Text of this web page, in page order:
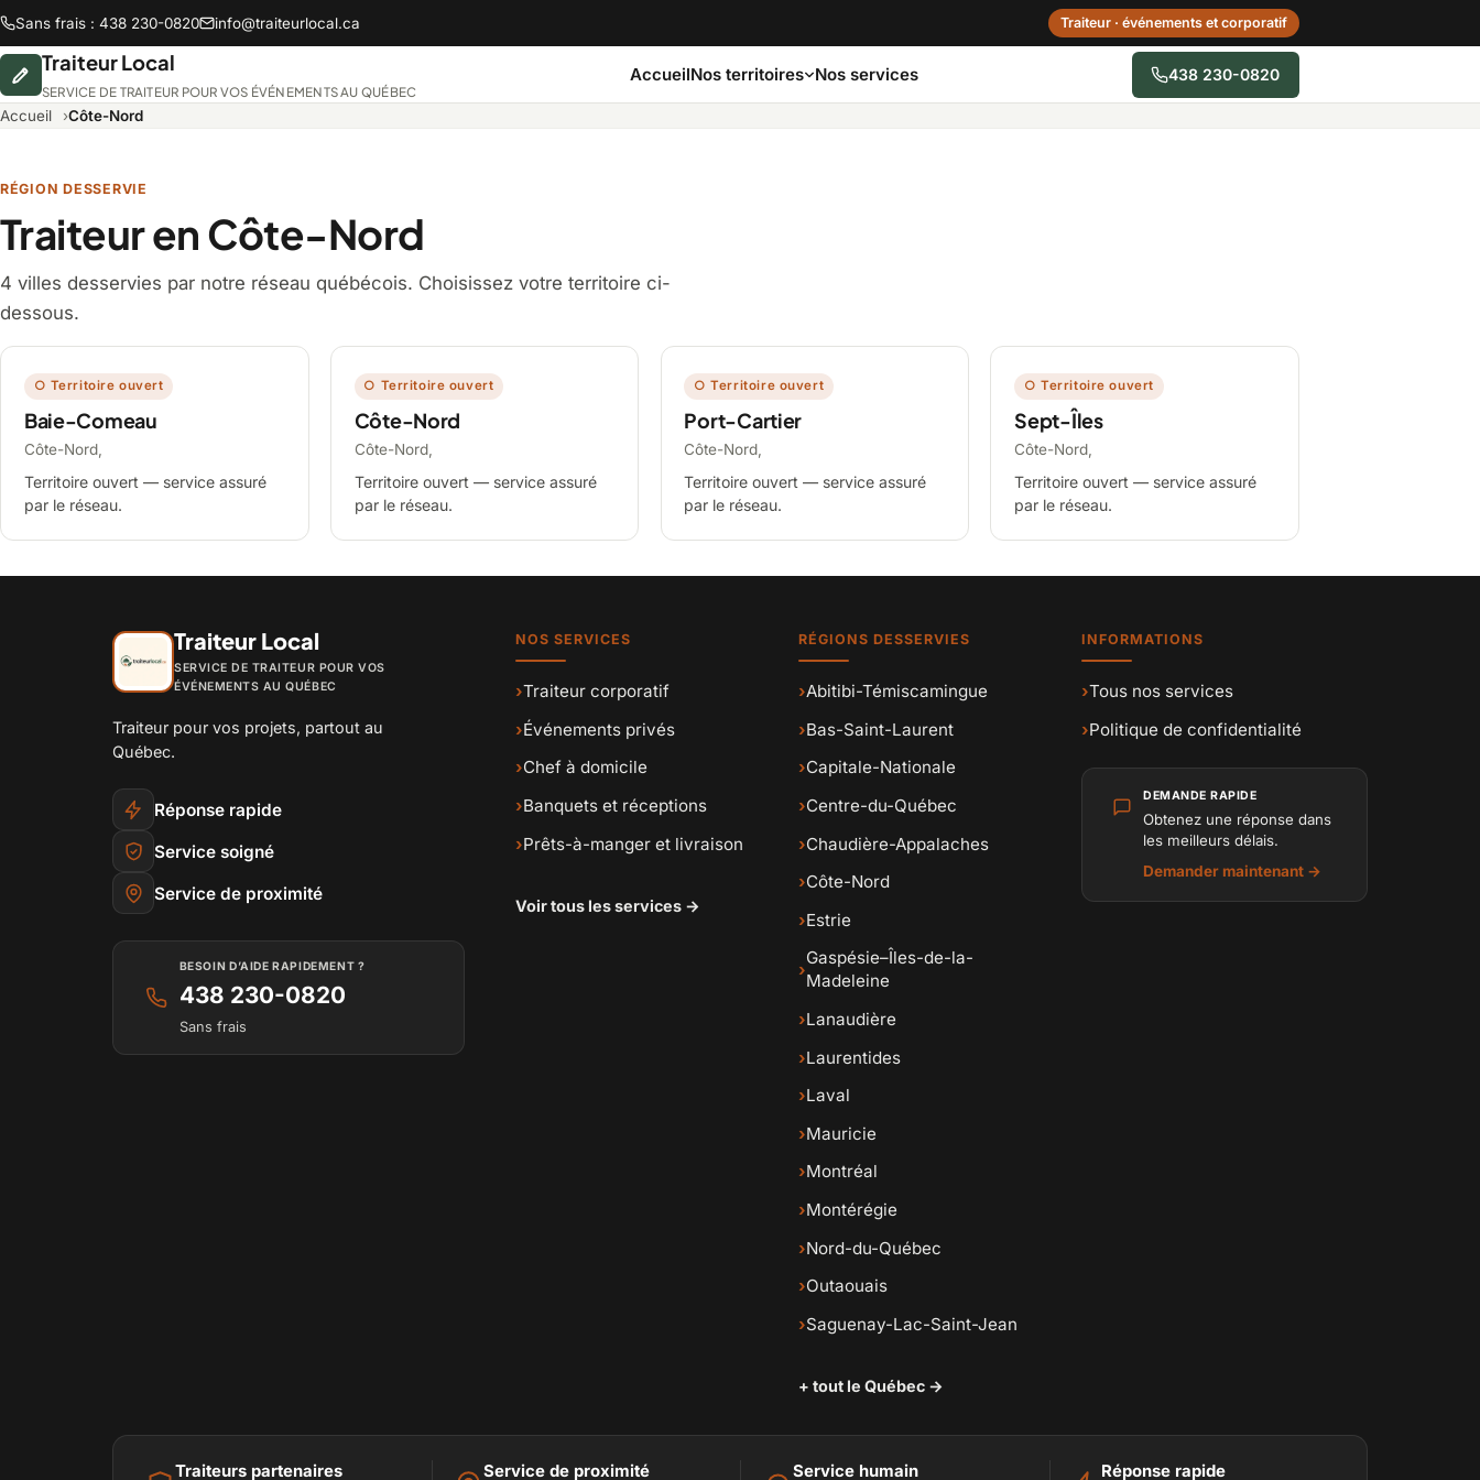
Sans frais : 438 230-0820 info@traiteurlocal.ca Traiteur · événements et corporatif
Traiteur Local
SERVICE DE TRAITEUR POUR VOS ÉVÉNEMENTS AU QUÉBEC
AccueilNos territoires
Abitibi-Témiscamingue
Chaudière-Appalaches Côte-Nord
Lanaudière
Nord-du-Québec Outaouais
Saguenay-Lac-Saint-Jean
Nos services 438 230-0820
Accueil Côte-Nord
RÉGION DESSERVIE
Traiteur en Côte-Nord
4 villes desservies par notre réseau québécois. Choisissez votre territoire ci-
dessous.
○ Territoire ouvert
Baie-Comeau
Côte-Nord,
Territoire ouvert — service assuré
par le réseau.
○ Territoire ouvert
Côte-Nord
Côte-Nord,
Territoire ouvert — service assuré
par le réseau.
○ Territoire ouvert
Port-Cartier
Côte-Nord,
Territoire ouvert — service assuré
par le réseau.
○ Territoire ouvert
Sept-Îles
Côte-Nord,
Territoire ouvert — service assuré
par le réseau.
Traiteur Local
SERVICE DE TRAITEUR POUR VOS
ÉVÉNEMENTS AU QUÉBEC
Traiteur pour vos projets, partout au
Québec.
Réponse rapide
Service soigné
Service de proximité
BESOIN D’AIDE RAPIDEMENT ?
438 230-0820
Sans frais
NOS SERVICES
›Traiteur corporatif
›Événements privés
›Chef à domicile
›Banquets et réceptions
›Prêts-à-manger et livraison
Voir tous les services →
RÉGIONS DESSERVIES
›Abitibi-Témiscamingue
›Bas-Saint-Laurent
›Capitale-Nationale
›Centre-du-Québec
›Chaudière-Appalaches
›Côte-Nord
›Estrie
›
Gaspésie–Îles-de-la-
Madeleine
›Lanaudière
›Laurentides
›Laval
›Mauricie
›Montréal
›Montérégie
›Nord-du-Québec
›Outaouais
›Saguenay-Lac-Saint-Jean
+ tout le Québec →
INFORMATIONS
›Tous nos services
›Politique de confidentialité
DEMANDE RAPIDE
Obtenez une réponse dans
les meilleurs délais.
Demander maintenant →
Traiteurs partenaires Service de proximité Service humain Réponse rapide